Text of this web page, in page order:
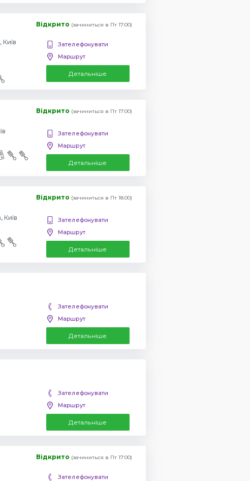
Відкрито (зачиниться в Пт 17:00)
проспект 64, Київ
Зателефонувати
Маршрут
Детальніше
Відкрито (зачиниться в Пт 17:00)
Зателефонувати
Маршрут
Детальніше
Відкрито (зачиниться в Пт 18:00)
Київ
Зателефонувати
Маршрут
Детальніше
Зателефонувати
Маршрут
Детальніше
Зателефонувати
Маршрут
Детальніше
Відкрито (зачиниться в Пт 17:00)
Зателефонувати